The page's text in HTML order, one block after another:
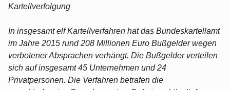
Kartellverfolgung
In insgesamt elf Kartellverfahren hat das Bundeskartellamt
im Jahre 2015 rund 208 Millionen Euro Bußgelder wegen
verbotener Absprachen verhängt. Die Bußgelder verteilen
sich auf insgesamt 45 Unternehmen und 24
Privatpersonen. Die Verfahren betrafen die